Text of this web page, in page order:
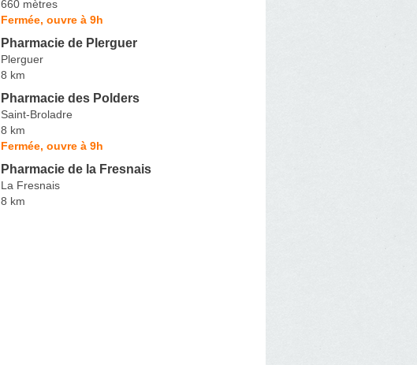
660 mètres
Fermée, ouvre à 9h
Pharmacie de Plerguer
Plerguer
8 km
Pharmacie des Polders
Saint-Broladre
8 km
Fermée, ouvre à 9h
Pharmacie de la Fresnais
La Fresnais
8 km